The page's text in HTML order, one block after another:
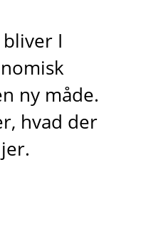
I
ny måde.
hvad der